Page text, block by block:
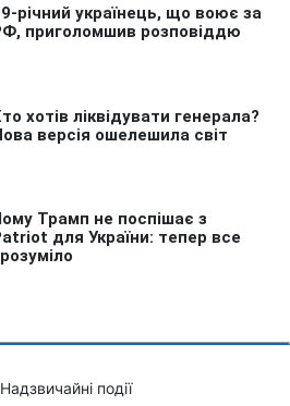
Надзвичайні події